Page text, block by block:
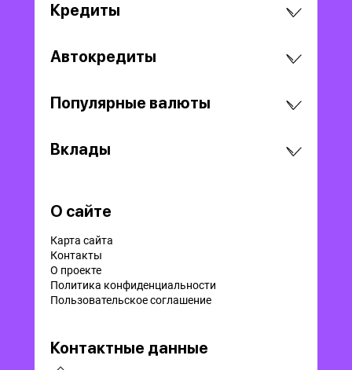
Кредиты
Автокредиты
Популярные валюты
Вклады
О сайте
Карта сайта
Контакты
О проекте
Политика конфиденциальности
Пользовательское соглашение
Контактные данные